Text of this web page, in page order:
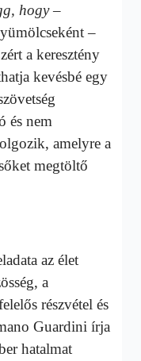
hogy–
–
a keresztény
kevésbé egy
és nem
amelyre a
megtöltő
az élet
a
részvétel és
Guardini írja
hatalmat